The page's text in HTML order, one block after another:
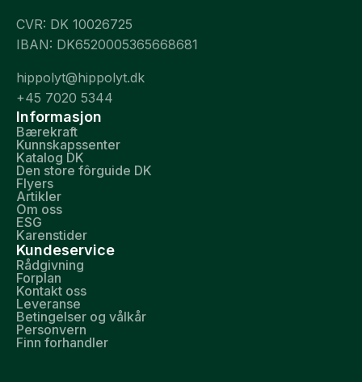
CVR: DK 10026725
IBAN: DK6520005365668681
hippolyt@hippolyt.dk
+45 7020 5344
Informasjon
Bærekraft
Kunnskapssenter
Katalog DK
Den store fôrguide DK
Flyers
Artikler
Om oss
ESG
Karenstider
Kundeservice
Rådgivning
Forplan
Kontakt oss
Leveranse
Betingelser og vålkår
Personvern
Finn forhandler